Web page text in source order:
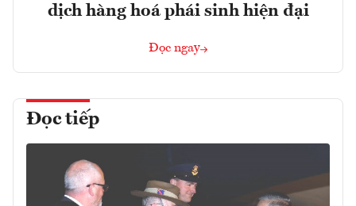
dịch hàng hoá phái sinh hiện đại
Đọc ngay
Đọc tiếp